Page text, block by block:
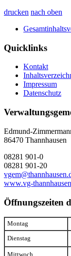
drucken nach oben
Quicklinks
Kontakt
Impressum
Datenschutz
Edmund-
86470 Thannhausen
08281 901-0
08281 901-20
www.vg-
Öffnungszeiten
Montag
Dienstag